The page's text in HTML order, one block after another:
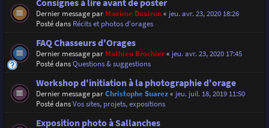
Consignes à lire avant de poster
Dernier message par Maxime Daviron« jeu. avr. 23, 2020 18:26
Posté dans Récits et photos d'orages
FAQ Chasseurs d'Orages
Dernier message par Mathieu Brochier« jeu. avr. 23, 2020 17:45
Posté dansQuestions & suggestions
Workshop d'initiation à la photographie d'orage
Dernier message parChristophe Suarez« jeu. juil. 18, 2019 11:50
Posté dansVos sites, projets, expositions
Exposition photo à Sallanches